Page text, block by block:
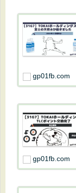
gp01fb.com
gp01fb.com